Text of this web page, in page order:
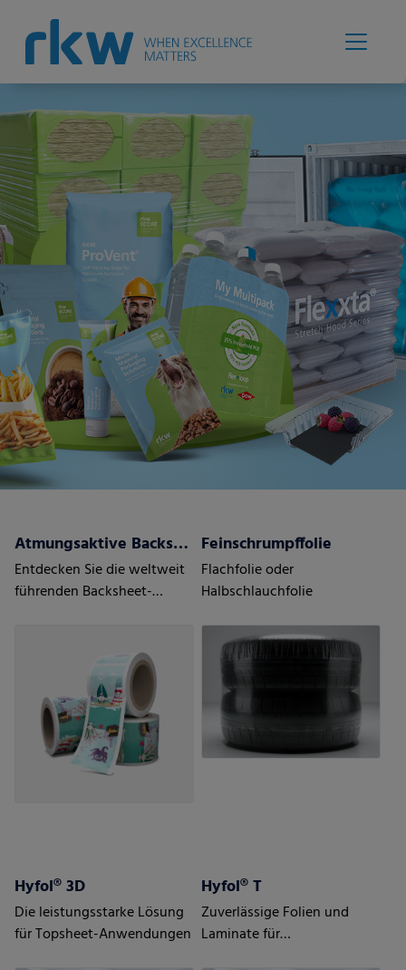
Atmungsaktive Backsheets
Entdecken Sie die weltweit
führenden Backsheet-
Feinschrumpffolie
Flachfolie oder
Halbschlauchfolie
Hyfol® 3D
Die leistungsstarke Lösung
für Topsheet-Anwendungen
Hyfol® T
Zuverlässige Folien und
Laminate für